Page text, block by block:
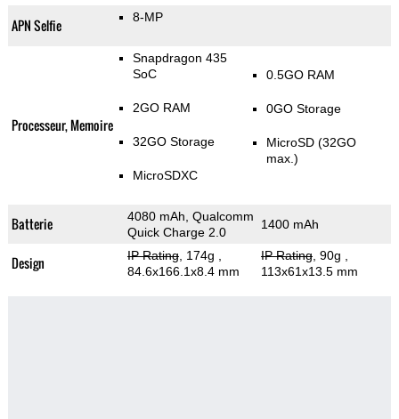
APN Selfie 8-MP
Processeur, Memoire
Snapdragon 435
SoC
2GO RAM
32GO Storage
MicroSDXC
0.5GO RAM
0GO Storage
MicroSD (32GO
max.)
Batterie
4080 mAh, Qualcomm
Quick Charge 2.0
1400 mAh
Design IP Rating, 174g
84.6x166.1x8.4 mm
IP Rating, 90g
113x61x13.5 mm